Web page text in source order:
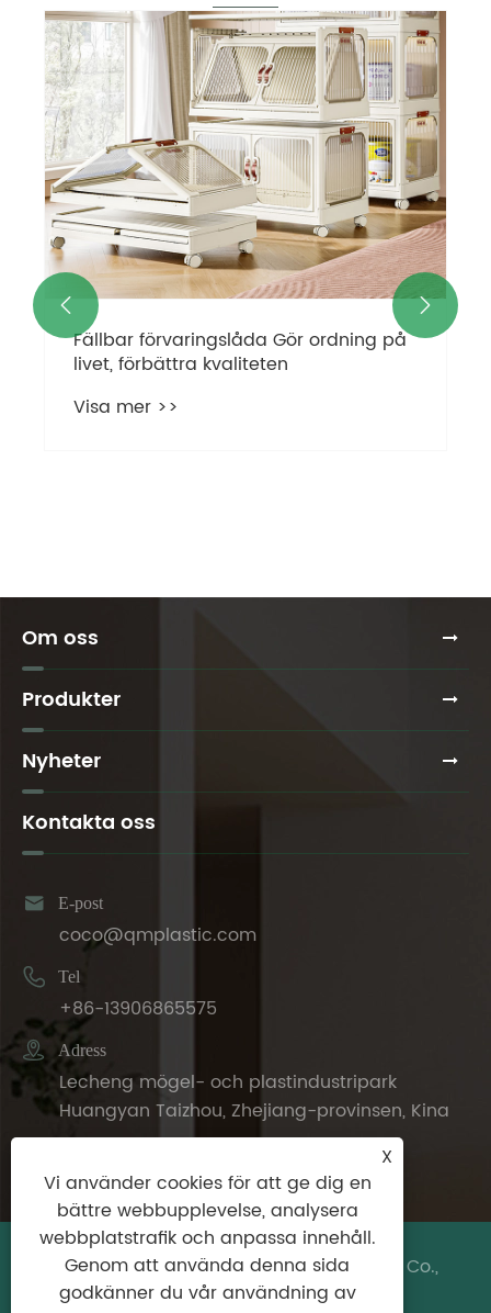
Fällbar förvaringslåda Gör ordning på
livet, förbättra kvaliteten
Visa mer >>
 
Om oss
Produkter
Nyheter
Kontakta oss
 E-post
coco@qmplastic.com
 Tel
+86-13906865575
 Adress
Lecheng mögel- och plastindustripark
Huangyan Taizhou, Zhejiang-provinsen, Kina
Copyright © 2024 Taizhou DeDeer Plastic Co.,
Ltd. Med ensamrätt.
X
Vi använder cookies för att ge dig en
bättre webbupplevelse, analysera
webbplatstrafik och anpassa innehåll.
Genom att använda denna sida
godkänner du vår användning av